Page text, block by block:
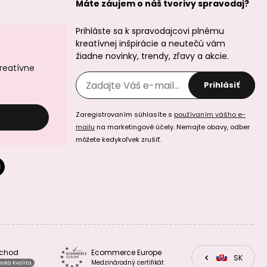
Minerálne koráliky
Bílý achát 8mm
Minerálne koráliky
Achát Botswana
6mm
Máte záujem o náš tvorivy spravodaj?
Prihláste sa k spravodajcovi plnému
kreatívnej inšpirácie a neutečú vám
žiadne novinky, trendy, zľavy a akcie.
Prihlásiť
Zaregistrovaním súhlasíte s používaním vášho e-
mailu na marketingové účely. Nemajte obavy, odber
môžete kedykoľvek zrušiť.
kvalita
Ecommerce Europe
Medzinárodný certifikát CZSK